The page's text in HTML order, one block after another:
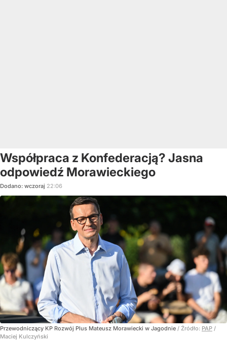
Współpraca z Konfederacją? Jasna
odpowiedź Morawieckiego
Dodano: wczoraj 22:06
Przewodniczący KP Rozwój Plus Mateusz Morawiecki w Jagodnie / Źródło: PAP /
Maciej Kulczyński